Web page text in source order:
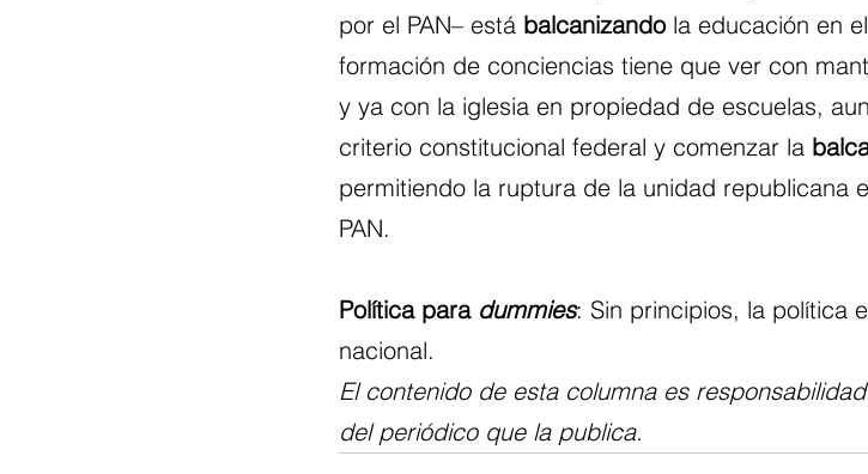
por el PAN– está balcanizando la educación en
formación de conciencias tiene que ver con
y ya con la iglesia en propiedad de escuelas,
criterio constitucional federal y comenzar la
permitiendo la ruptura de la unidad republicana
PAN.
Política para dummies: Sin principios, la política
nacional.
El contenido de esta columna es
del periódico que la publica.